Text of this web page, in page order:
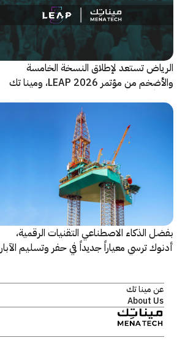
الرياض تستعد لإطلاق النسخة الخامسة
والأضخم من مؤتمر LEAP 2026، ومينا تك
بفضل الذكاء الاصطناعي التقنيات الرقمية،
أدنوك ترسي معياراً جديداً في حفر وتسليم الآبار
عن مينا تك
About Us